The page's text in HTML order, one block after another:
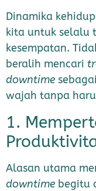
Dinamika
kita untuk selalu
kesempatan.
beralih mencari
downtime
wajah tanpa
1.
Alasan utama
downtime begitu